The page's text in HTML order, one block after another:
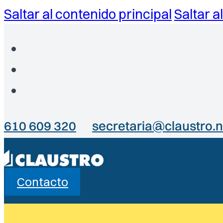
Saltar al contenido principalSaltar
610 609 320
Contacto